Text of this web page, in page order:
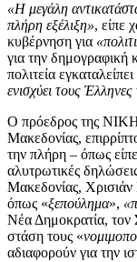
«Η μεγάλη
πλήρη εξέλιξη», είπε
κυβέρνηση για
για την δημογραφική
πολιτεία
ενισχύει τους
Ο πρόεδρος της
Μακεδονίας,
την πλήρη – όπως
αλυτρωτικές
Μακεδονίας,
όπως «ξεπούλημα»,
Νέα Δημοκρατία,
στάση τους «
αδιαφορούν για την